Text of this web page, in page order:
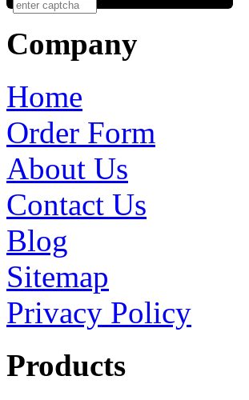
Company
Home
Order Form
About Us
Contact Us
Blog
Sitemap
Privacy Policy
Products